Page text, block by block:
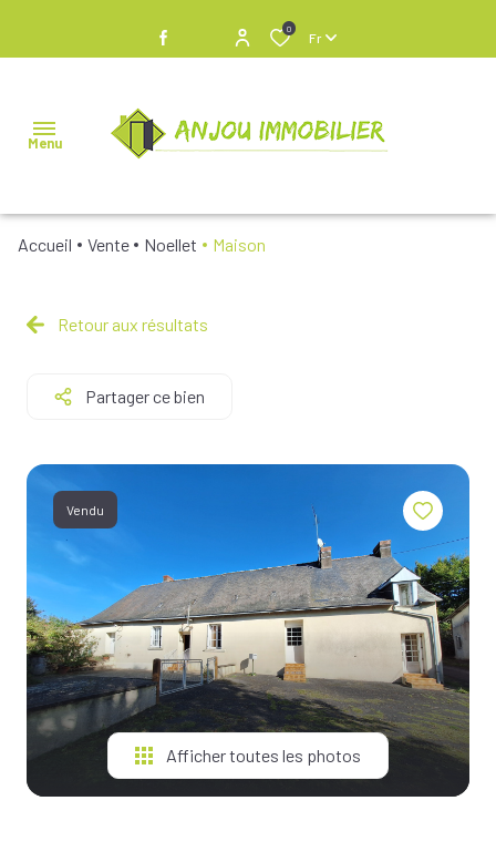
0
Fr
Menu
VENDRE
BIENS
BIENS À
LA
LOCATION
ESTIMEZ
VOTRE
BIEN
NOTRE
ÉQUIPE
Accueil Vente Noellet Maison
Retour aux résultats
Partager ce bien
Vendu
Afficher toutes les photos